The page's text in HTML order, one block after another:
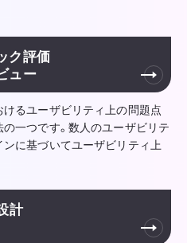
ク評価
ュー
るユーザビリティ上の問題点
一つです。数人のユーザビリテ
に基づいてユーザビリティ上
計